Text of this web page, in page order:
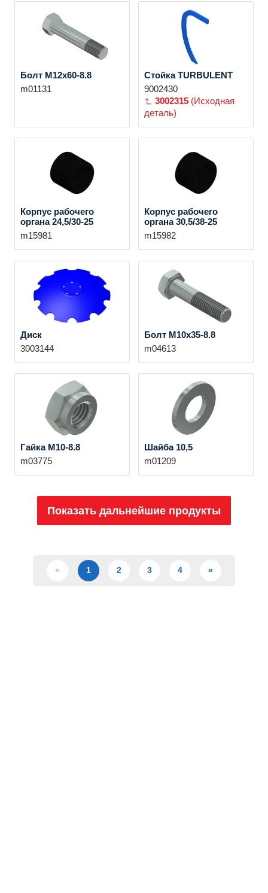
Болт M12x60-8.8
m01131
Стойка TURBULENT
9002430
3002315 (Исходная
деталь)
Корпус рабочего
органа 24,5/30-25
m15981
Корпус рабочего
органа 30,5/38-25
m15982
Диск
3003144
Болт M10x35-8.8
m04613
Гайка M10-8.8
m03775
Шайба 10,5
m01209
Показать дальнейшие продукты
« 1 2 3 4 »